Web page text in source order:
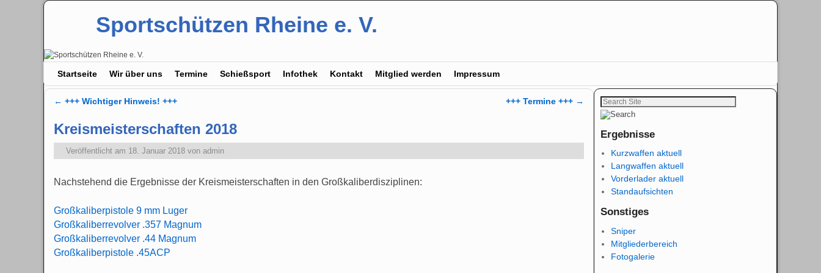
Sportschützen Rheine e. V.
Startseite Wir über uns Termine Schießsport Infothek Kontakt Mitglied werden Impressum
Artikelnavigation
← +++ Wichtiger Hinweis! +++ +++ Termine +++ →
Kreismeisterschaften 2018
Veröffentlicht am 18. Januar 2018 von admin
Nachstehend die Ergebnisse der Kreismeisterschaften in den Großkaliberdisziplinen:
Großkaliberpistole 9 mm Luger
Großkaliberrevolver .357 Magnum
Großkaliberrevolver .44 Magnum
Großkaliberpistole .45ACP
Ergebnisse
Kurzwaffen aktuell
Langwaffen aktuell
Vorderlader aktuell
Standaufsichten
Sonstiges
Sniper
Mitgliederbereich
Fotogalerie